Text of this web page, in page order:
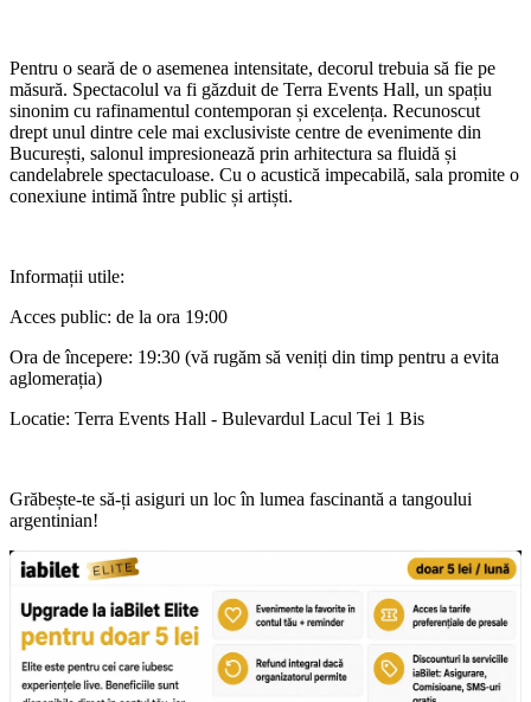
Pentru o seară de o asemenea intensitate, decorul trebuia să fie pe
măsură. Spectacolul va fi găzduit de Terra Events Hall, un spațiu
sinonim cu rafinamentul contemporan și excelența. Recunoscut
drept unul dintre cele mai exclusiviste centre de evenimente din
București, salonul impresionează prin arhitectura sa fluidă și
candelabrele spectaculoase. Cu o acustică impecabilă, sala promite o
conexiune intimă între public și artiști.
Informații utile:
Acces public: de la ora 19:00
Ora de începere: 19:30 (vă rugăm să veniți din timp pentru a evita
aglomerația)
Locatie: Terra Events Hall - Bulevardul Lacul Tei 1 Bis
Grăbește-te să-ți asiguri un loc în lumea fascinantă a tangoului
argentinian!